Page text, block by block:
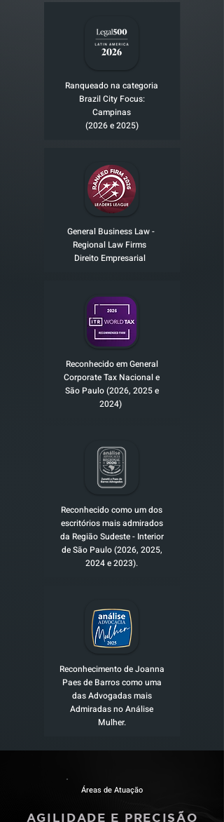
Ranqueado na categoria
Brazil City Focus:
Campinas
(2026 e 2025)
General Business Law -
Regional Law Firms
Direito Empresarial
Reconhecido em General
Corporate Tax Nacional e
São Paulo (2026, 2025 e
2024)
Reconhecido como um dos
escritórios mais admirados
da Região Sudeste - Interior
de São Paulo (2026, 2025,
2024 e 2023).
Reconhecimento de Joanna
Paes de Barros como uma
das Advogadas mais
Admiradas no Análise
Mulher.
Áreas de Atuação
AGILIDADE E PRECISÃO